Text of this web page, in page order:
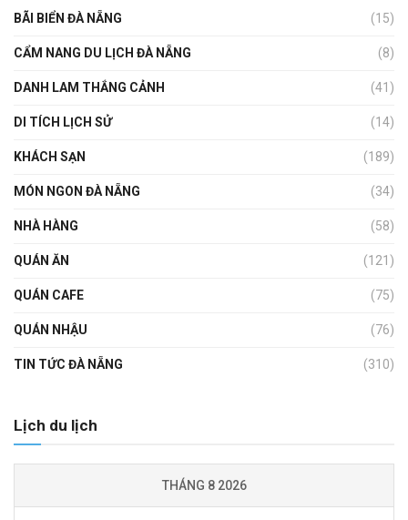
BÃI BIỂN ĐÀ NẴNG (15)
CẨM NANG DU LỊCH ĐÀ NẴNG (8)
DANH LAM THẮNG CẢNH (41)
DI TÍCH LỊCH SỬ (14)
KHÁCH SẠN (189)
MÓN NGON ĐÀ NẴNG (34)
NHÀ HÀNG (58)
QUÁN ĂN (121)
QUÁN CAFE (75)
QUÁN NHẬU (76)
TIN TỨC ĐÀ NẴNG (310)
Lịch du lịch
THÁNG 8 2026